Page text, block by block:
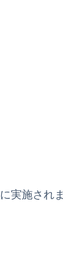
実施されま